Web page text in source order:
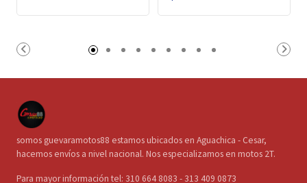
somos guevaramotos88 estamos ubicados en Aguachica - Cesar,
hacemos envíos a nivel nacional. Nos especializamos en motos 2T.
Para mayor información tel: 310 664 8083 - 313 409 0873